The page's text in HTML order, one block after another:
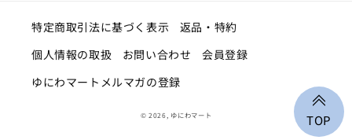
TOP
特定商取引法に基づく表示
返品・特約
個人情報の取扱
お問い合わせ
会員登録
ゆにわマートメルマガの登録
© 2026, ゆにわマート